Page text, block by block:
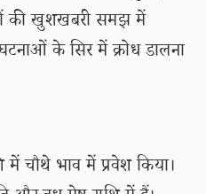
की खुशखबरी समझ में
के सिर में क्रोध डालना
चौथे भाव में प्रवेश किया।